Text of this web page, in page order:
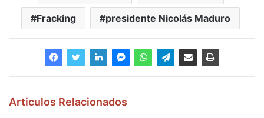
Fracking presidente Nicolás Maduro
Articulos Relacionados